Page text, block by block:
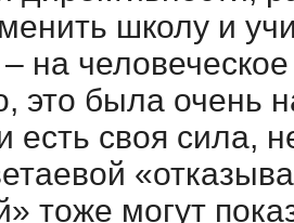
школу и
на
это была очень
есть своя сила,
тоже могут